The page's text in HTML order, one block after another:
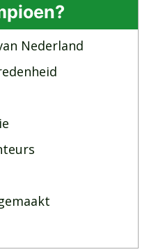
Nederland